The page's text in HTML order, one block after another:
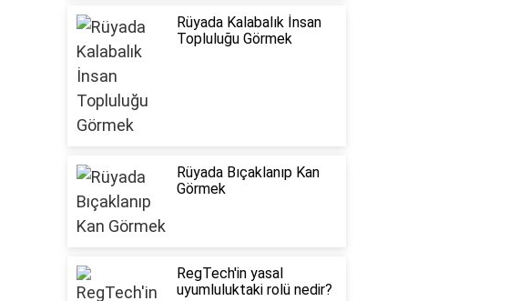
Rüyada Kalabalık İnsan
Topluluğu Görmek
Rüyada Bıçaklanıp Kan
Görmek
RegTech'in yasal
uyumluluktaki rolü nedir?